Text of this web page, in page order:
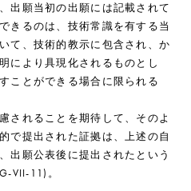
出願当初の出願には記載されて
きるのは、技術常識を有する当
て、技術的教示に包含され、か
により具現化されるものとし
ことができる場合に限られる
されることを期待して、そのよ
で提出された証拠は、上述の自
出願公表後に提出されたという
VII-11)。